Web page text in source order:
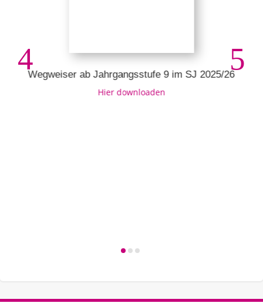
Wegweiser ab Jahrgangsstufe 9 im SJ 2025/26
Hier downloaden